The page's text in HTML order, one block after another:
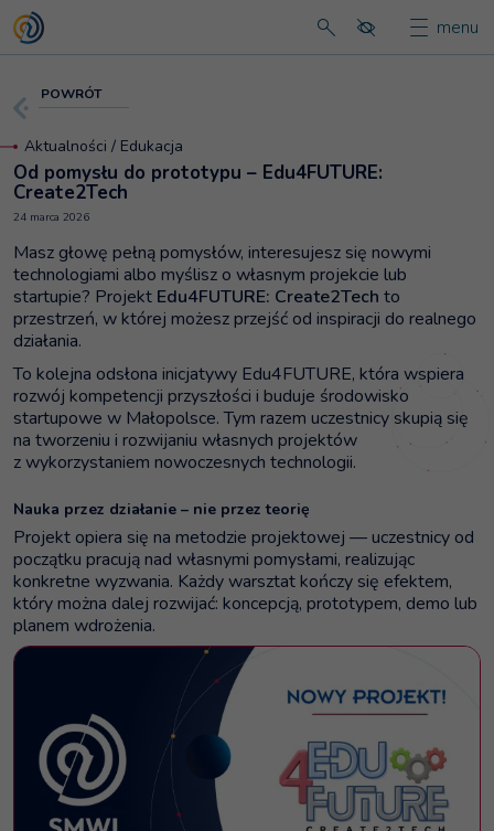
Strona główna wyszukaj na stronie
menu
POWRÓTDO KATEGORII AKTUALNOŚCI
Aktualności / Edukacja
Od pomysłu do prototypu – Edu4FUTURE:
Create2Tech
24 marca 2026
Masz głowę pełną pomysłów, interesujesz się nowymi
technologiami albo myślisz o własnym projekcie lub
startupie? Projekt Edu4FUTURE: Create2Tech to
przestrzeń, w której możesz przejść od inspiracji do realnego
działania.
To kolejna odsłona inicjatywy Edu4FUTURE, która wspiera
rozwój kompetencji przyszłości i buduje środowisko
startupowe w Małopolsce. Tym razem uczestnicy skupią się
na tworzeniu i rozwijaniu własnych projektów
z wykorzystaniem nowoczesnych technologii.
Nauka przez działanie – nie przez teorię
Projekt opiera się na metodzie projektowej — uczestnicy od
początku pracują nad własnymi pomysłami, realizując
konkretne wyzwania. Każdy warsztat kończy się efektem,
który można dalej rozwijać: koncepcją, prototypem, demo lub
planem wdrożenia.